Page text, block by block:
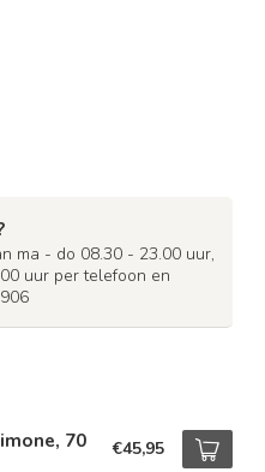
ma - do 08.30 - 23.00 uur,
uur per telefoon en
70 €45,95